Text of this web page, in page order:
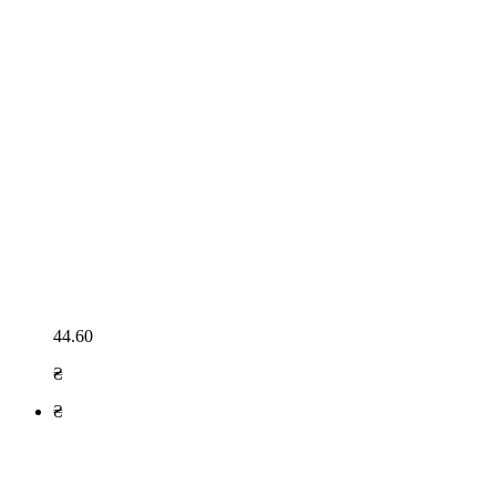
44.60
₴
₴